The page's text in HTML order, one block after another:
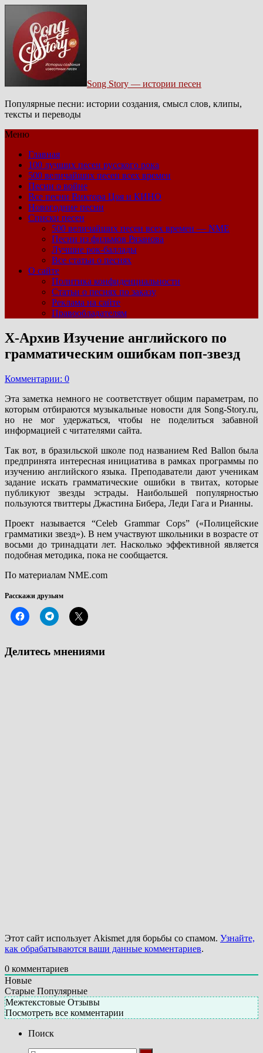
Song Story — истории песен
Популярные песни: истории создания, смысл слов, клипы,
тексты и переводы
Меню
Главная
100 лучших песен русского рока
500 величайших песен всех времен
Песни о войне
Все песни Виктора Цоя и КИНО
Новогодние песни
Списки песен
500 величайших песен всех времен — NME
Песни из фильмов Рязанова
Лучшие рок-баллады
Все статьи о песнях
О сайте
Политика конфиденциальности
Статьи о песнях по заказу
Реклама на сайте
Правообладателям
Х-Архив Изучение английского по
грамматическим ошибкам поп-звезд
Комментарии: 0
Эта заметка немного не соответствует общим параметрам, по
которым отбираются музыкальные новости для Song-Story.ru,
но не мог удержаться, чтобы не поделиться забавной
информацией с читателями сайта.
Так вот, в бразильской школе под названием Red Ballon была
предпринята интересная инициатива в рамках программы по
изучению английского языка. Преподаватели дают ученикам
задание искать грамматические ошибки в твитах, которые
публикуют звезды эстрады. Наибольшей популярностью
пользуются твиттеры Джастина Бибера, Леди Гага и Рианны.
Проект называется “Celeb Grammar Cops” («Полицейские
грамматики звезд»). В нем участвуют школьники в возрасте от
восьми до тринадцати лет. Насколько эффективной является
подобная методика, пока не сообщается.
По материалам NME.com
Расскажи друзьям
Делитесь мнениями
Этот сайт использует Akismet для борьбы со спамом. Узнайте,
как обрабатываются ваши данные комментариев.
0 комментариев
Новые
Старые Популярные
Межтекстовые Отзывы
Посмотреть все комментарии
Поиск